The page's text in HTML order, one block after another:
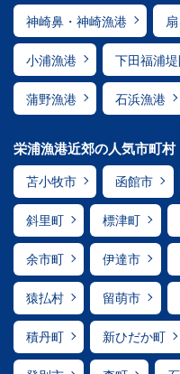
神崎鼻・神崎漁港
小浦漁港 下田福浦
蒲野漁港 石浜漁港
栄浦漁港近郊の人気市町村
苫小牧市 函館市
斜里町 標津町
余市町 伊達市
猿払村 留萌市
積丹町 新ひだか町